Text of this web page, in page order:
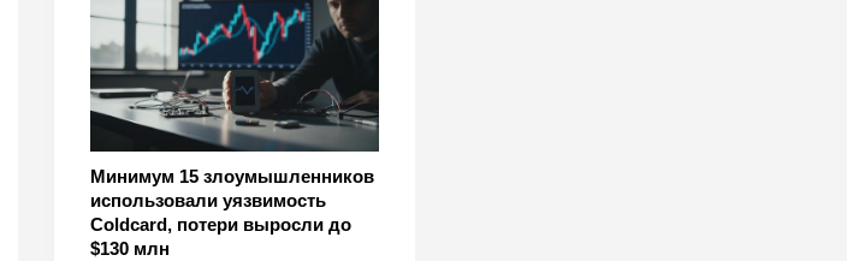
Минимум 15 злоумышленников
использовали уязвимость
Coldcard, потери выросли до
$130 млн